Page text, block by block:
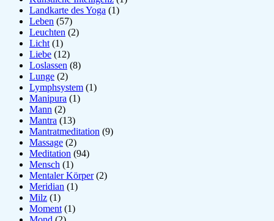
Landkarte des Yoga (1)
Leben (57)
Leuchten (2)
Licht (1)
Liebe (12)
Loslassen (8)
Lunge (2)
Lymphsystem (1)
Manipura (1)
Mann (2)
Mantra (13)
Mantratmeditation (9)
Massage (2)
Meditation (94)
Mensch (1)
Mentaler Körper(2)
Meridian (1)
Milz (1)
Moment (1)